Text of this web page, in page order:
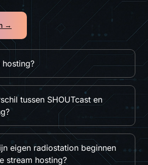
→
hosting?
tussen SHOUTcast en
eigen radiostation beginnen
stream hosting?